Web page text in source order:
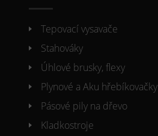
Tepovací vysavače
Stahováky
Úhlové brusky, flexy
Plynové a Aku hřebíkovačky
Pásové pily na dřevo
Kladkostroje